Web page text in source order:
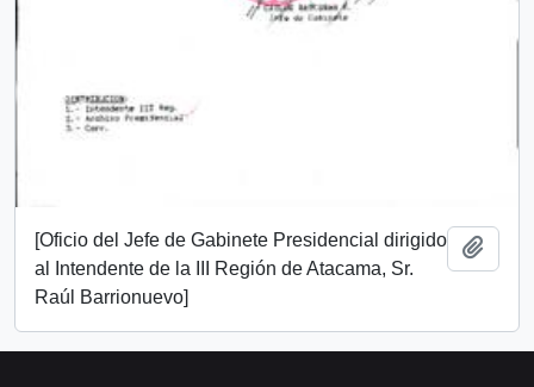
[Oficio del Jefe de Gabinete Presidencial dirigido
al Intendente de la III Región de Atacama, Sr.
Raúl Barrionuevo]